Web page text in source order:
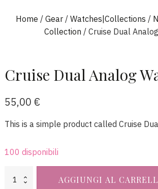
Home / Gear / Watches|Collections /
Collection / Cruise Dual
Cruise Dual Analog
55,00 €
This is a simple product called Cruise
100 disponibili
Dual
AGGIUNGI AL